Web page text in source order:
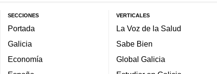
SECCIONES
Portada
Galicia
Economía
VERTICALES
La Voz de la Salud
Sabe Bien
Global Galicia